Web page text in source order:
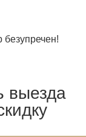
выезда